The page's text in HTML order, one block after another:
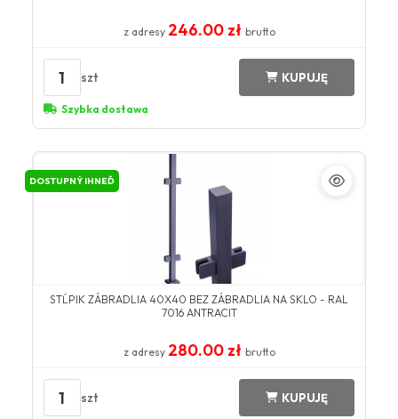
z adresy 246.00 zł brutto
1 szt KUPUJĘ
Szybka dostawa
DOSTUPNÝ IHNEĎ
STĹPIK ZÁBRADLIA 40X40 BEZ ZÁBRADLIA NA SKLO - RAL
7016 ANTRACIT
z adresy 280.00 zł brutto
1 szt KUPUJĘ